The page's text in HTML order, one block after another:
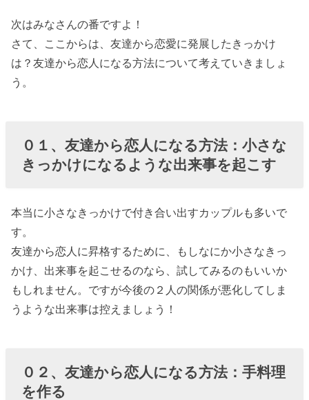
次はみなさんの番ですよ！
さて、ここからは、友達から恋愛に発展したきっかけ
は？友達から恋人になる方法について考えていきましょ
う。
０１、友達から恋人になる方法：小さな
きっかけになるような出来事を起こす
本当に小さなきっかけで付き合い出すカップルも多いで
す。
友達から恋人に昇格するために、もしなにか小さなきっ
かけ、出来事を起こせるのなら、試してみるのもいいか
もしれません。ですが今後の２人の関係が悪化してしま
うような出来事は控えましょう！
０２、友達から恋人になる方法：手料理
を作る